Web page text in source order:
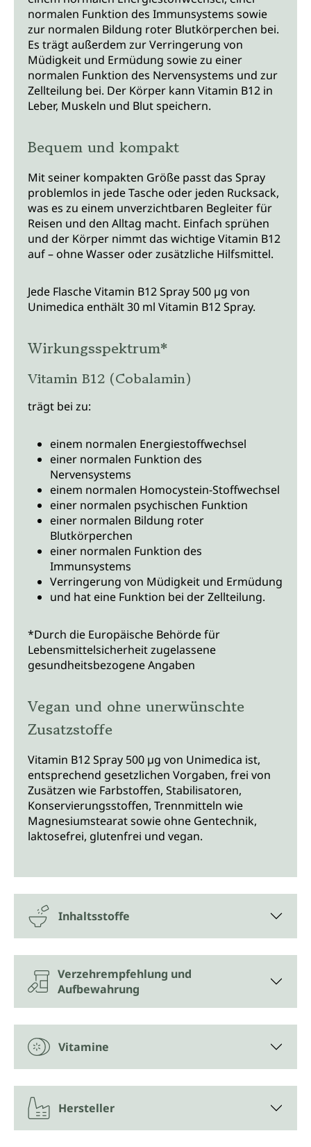
normalen Funktion des Immunsystems sowie
zur normalen Bildung roter Blutkörperchen bei.
Es trägt außerdem zur Verringerung von
Müdigkeit und Ermüdung sowie zu einer
normalen Funktion des Nervensystems und zur
Zellteilung bei. Der Körper kann Vitamin B12 in
Leber, Muskeln und Blut speichern.
Bequem und kompakt
Mit seiner kompakten Größe passt das Spray
problemlos in jede Tasche oder jeden Rucksack,
was es zu einem unverzichtbaren Begleiter für
Reisen und den Alltag macht. Einfach sprühen
und der Körper nimmt das wichtige Vitamin B12
auf – ohne Wasser oder zusätzliche Hilfsmittel.
Jede Flasche Vitamin B12 Spray 500 µg von
Unimedica enthält 30 ml Vitamin B12 Spray.
Wirkungsspektrum*
Vitamin B12 (Cobalamin)
trägt bei zu:
einem normalen Energiestoffwechsel
einer normalen Funktion des
Nervensystems
einem normalen Homocystein-Stoffwechsel
einer normalen psychischen Funktion
einer normalen Bildung roter
Blutkörperchen
einer normalen Funktion des
Immunsystems
Verringerung von Müdigkeit und Ermüdung
und hat eine Funktion bei der Zellteilung.
*Durch die Europäische Behörde für
Lebensmittelsicherheit zugelassene
gesundheitsbezogene Angaben
Vegan und ohne unerwünschte
Zusatzstoffe
Vitamin B12 Spray 500 µg von Unimedica ist,
entsprechend gesetzlichen Vorgaben, frei von
Zusätzen wie Farbstoffen, Stabilisatoren,
Konservierungsstoffen, Trennmitteln wie
Magnesiumstearat sowie ohne Gentechnik,
laktosefrei, glutenfrei und vegan.
Inhaltsstoffe
Verzehrempfehlung und
Aufbewahrung
Vitamine
Hersteller